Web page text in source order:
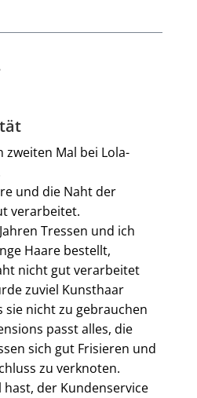
Sternen
zweiten Mal bei Lola-
und die Naht der
verarbeitet.
Tressen und ich
Haare bestellt,
nicht gut verarbeitet
zuviel Kunsthaar
sie nicht zu gebrauchen
passt alles, die
sich gut Frisieren und
zu verknoten.
hast, der Kundenservice